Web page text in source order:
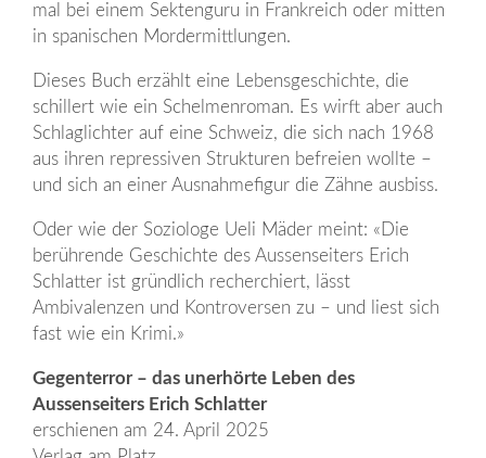
mal bei einem Sektenguru in Frankreich oder mitten
in spanischen Mordermittlungen.
Dieses Buch erzählt eine Lebensgeschichte, die
schillert wie ein Schelmenroman. Es wirft aber auch
Schlaglichter auf eine Schweiz, die sich nach 1968
aus ihren repressiven Strukturen befreien wollte –
und sich an einer Ausnahmefigur die Zähne ausbiss.
Oder wie der Soziologe Ueli Mäder meint: «Die
berührende Geschichte des Aussenseiters Erich
Schlatter ist gründlich recherchiert, lässt
Ambivalenzen und Kontroversen zu – und liest sich
fast wie ein Krimi.»
Gegenterror – das unerhörte Leben des
Aussenseiters Erich Schlatter
erschienen am 24. April 2025